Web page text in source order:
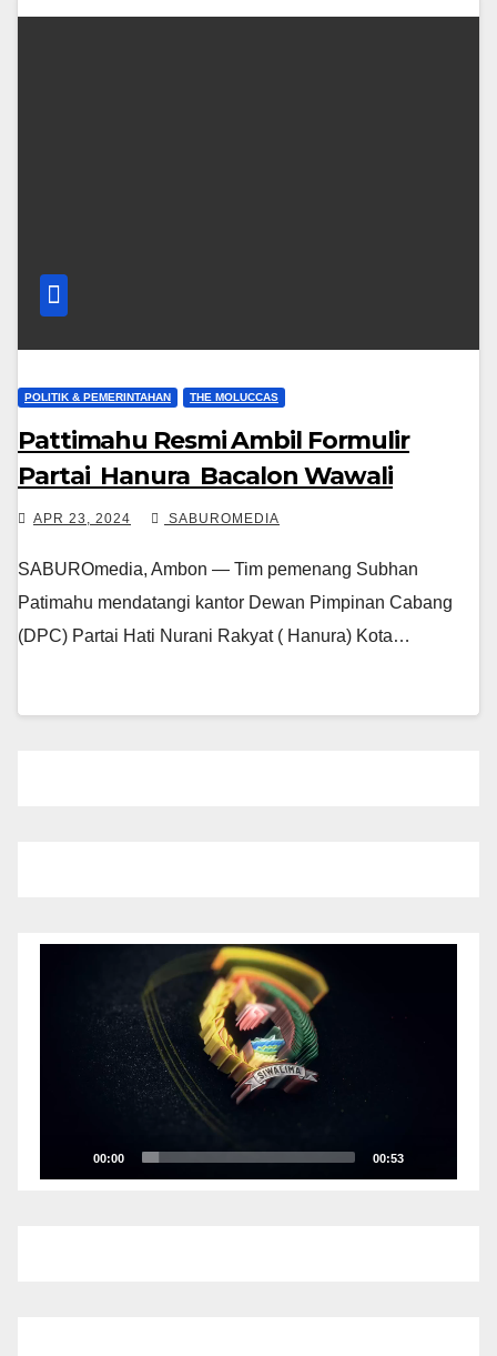
POLITIK & PEMERINTAHAN THE MOLUCCAS
Pattimahu Resmi Ambil Formulir
Partai Hanura Bacalon Wawali
APR 23, 2024 SABUROMEDIA
SABUROmedia, Ambon — Tim pemenang Subhan
Patimahu mendatangi kantor Dewan Pimpinan Cabang
(DPC) Partai Hati Nurani Rakyat ( Hanura) Kota…
00:00 00:53